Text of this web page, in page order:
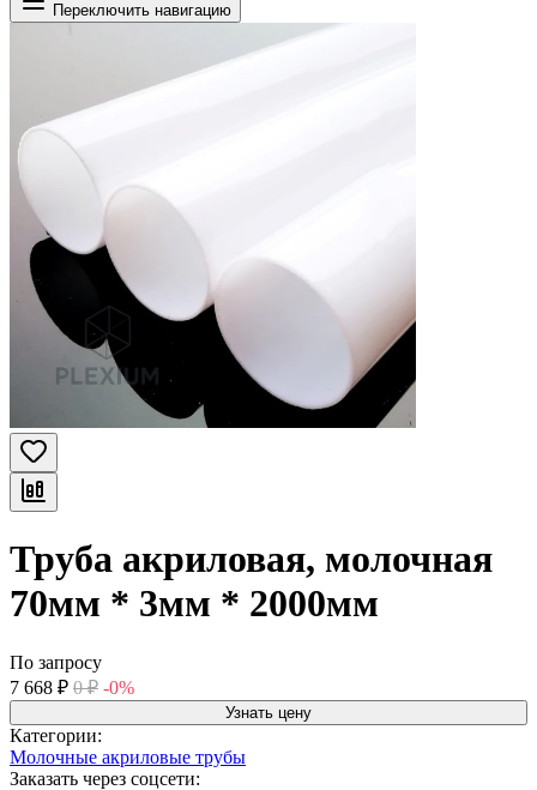
Переключить навигацию
Труба акриловая, молочная
70мм * 3мм * 2000мм
По запросу
7 668 ₽ 0 ₽ -0%
Узнать цену
Категории:
Молочные акриловые трубы
Заказать через соцсети: